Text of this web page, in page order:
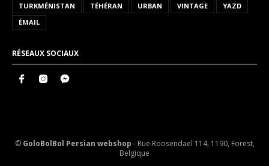
TURKMÉNISTAN
TÉHÉRAN URBAN VINTAGE
YAZD
ÉMAIL
RÉSEAUX SOCIAUX
© GoloBolBol Persian webshop - Rue Roosendael 114, 1190, Forest,
Belgique